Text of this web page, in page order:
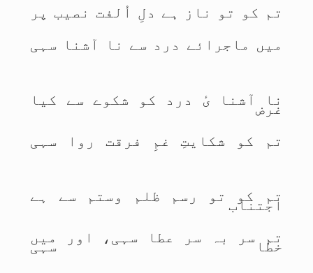
تم کو تو ناز ہے دلِ اُلفت نصیب پر
میں ماجرائے درد سے نا آشنا سہی
نا آشنا یٔ درد کو شکوے سے کیا
غرض
تم کو شکایتِ غمِ فرقت روا سہی
تم کو تو رسم ظلم وستم سے ہے
اجتناب
تم سر بہ سر عطا سہی، اور میں
خطا سہی